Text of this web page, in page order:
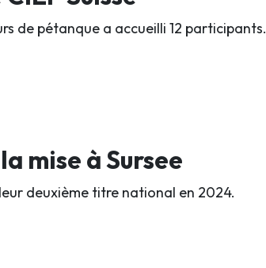
de pétanque a accueilli 12 participants.
mise à Sursee
deuxième titre national en 2024.